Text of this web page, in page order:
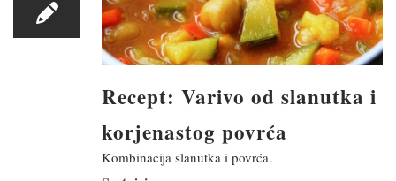
Recept: Varivo od slanutka i
korjenastog povrća
Kombinacija slanutka i povrća.